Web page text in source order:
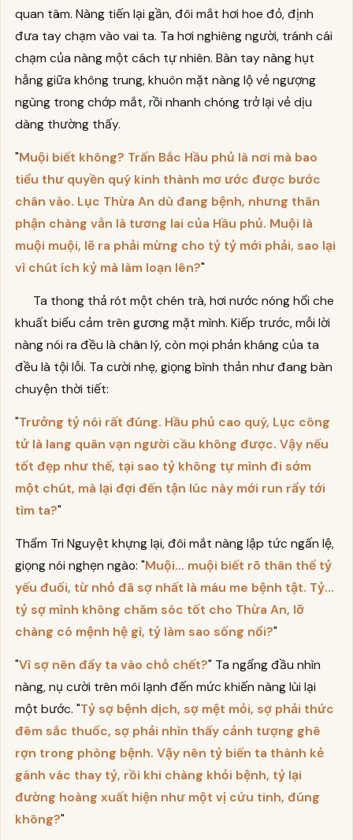
quan tâm. Nàng tiến lại gần, đôi mắt hơi hoe đỏ, định
đưa tay chạm vào vai ta. Ta hơi nghiêng người, tránh cái
chạm của nàng một cách tự nhiên. Bàn tay nàng hụt
hẫng giữa không trung, khuôn mặt nàng lộ vẻ ngượng
ngùng trong chớp mắt, rồi nhanh chóng trở lại vẻ dịu
dàng thường thấy.
"Muội biết không? Trấn Bắc Hầu phủ là nơi mà bao
tiểu thư quyền quý kinh thành mơ ước được bước
chân vào. Lục Thừa An dù đang bệnh, nhưng thân
phận chàng vẫn là tương lai của Hầu phủ. Muội là
muội muội, lẽ ra phải mừng cho tỷ tỷ mới phải, sao lại
vì chút ích kỷ mà làm loạn lên?"
Ta thong thả rót một chén trà, hơi nước nóng hổi che
khuất biểu cảm trên gương mặt mình. Kiếp trước, mỗi lời
nàng nói ra đều là chân lý, còn mọi phản kháng của ta
đều là tội lỗi. Ta cười nhẹ, giọng bình thản như đang bàn
chuyện thời tiết:
"Trưởng tỷ nói rất đúng. Hầu phủ cao quý, Lục công
tử là lang quân vạn người cầu không được. Vậy nếu
tốt đẹp như thế, tại sao tỷ không tự mình đi sớm
một chút, mà lại đợi đến tận lúc này mới run rẩy tới
tìm ta?"
Thẩm Tri Nguyệt khựng lại, đôi mắt nàng lập tức ngấn lệ,
giọng nói nghẹn ngào: "Muội... muội biết rõ thân thể tỷ
yếu đuối, từ nhỏ đã sợ nhất là máu me bệnh tật. Tỷ...
tỷ sợ mình không chăm sóc tốt cho Thừa An, lỡ
chàng có mệnh hệ gì, tỷ làm sao sống nổi?"
"Vì sợ nên đẩy ta vào chỗ chết?" Ta ngẩng đầu nhìn
nàng, nụ cười trên môi lạnh đến mức khiến nàng lùi lại
một bước. "Tỷ sợ bệnh dịch, sợ mệt mỏi, sợ phải thức
đêm sắc thuốc, sợ phải nhìn thấy cảnh tượng ghê
rợn trong phòng bệnh. Vậy nên tỷ biến ta thành kẻ
gánh vác thay tỷ, rồi khi chàng khỏi bệnh, tỷ lại
đường hoàng xuất hiện như một vị cứu tinh, đúng
không?"